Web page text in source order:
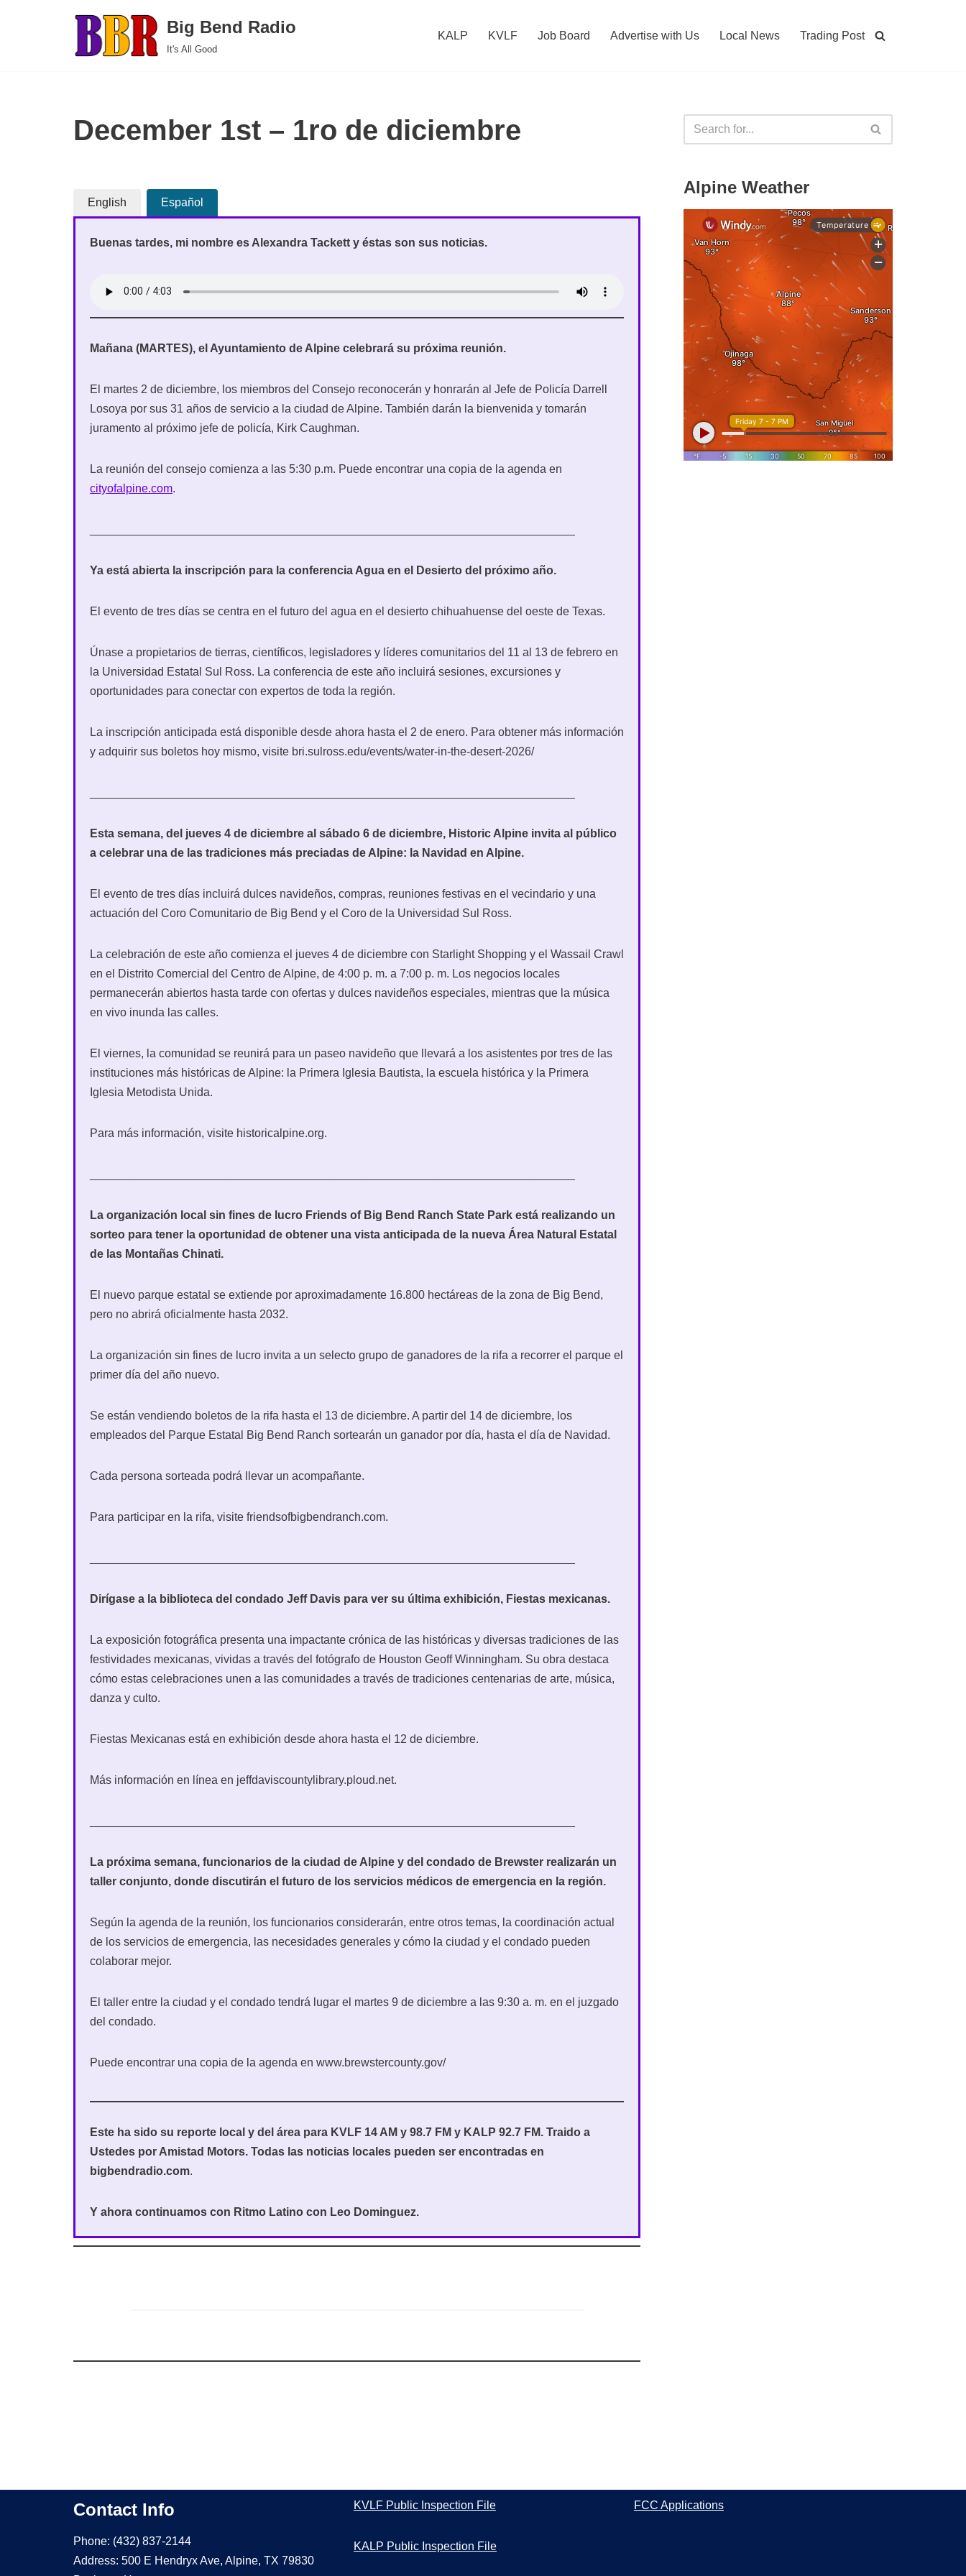
Big Bend Radio
It's All Good
KALP KVLF Job Board Advertise with Us Local News Trading Post
December 1st – 1ro de diciembre
English Español
Buenas tardes, mi nombre es Alexandra Tackett y éstas son sus noticias.
Mañana (MARTES), el Ayuntamiento de Alpine celebrará su próxima reunión.
El martes 2 de diciembre, los miembros del Consejo reconocerán y honrarán al Jefe de Policía Darrell
Losoya por sus 31 años de servicio a la ciudad de Alpine. También darán la bienvenida y tomarán
juramento al próximo jefe de policía, Kirk Caughman.
La reunión del consejo comienza a las 5:30 p.m. Puede encontrar una copia de la agenda en
cityofalpine.com.
Ya está abierta la inscripción para la conferencia Agua en el Desierto del próximo año.
El evento de tres días se centra en el futuro del agua en el desierto chihuahuense del oeste de Texas.
Únase a propietarios de tierras, científicos, legisladores y líderes comunitarios del 11 al 13 de febrero en
la Universidad Estatal Sul Ross. La conferencia de este año incluirá sesiones, excursiones y
oportunidades para conectar con expertos de toda la región.
La inscripción anticipada está disponible desde ahora hasta el 2 de enero. Para obtener más información
y adquirir sus boletos hoy mismo, visite bri.sulross.edu/events/water-in-the-desert-2026/
Esta semana, del jueves 4 de diciembre al sábado 6 de diciembre, Historic Alpine invita al público
a celebrar una de las tradiciones más preciadas de Alpine: la Navidad en Alpine.
El evento de tres días incluirá dulces navideños, compras, reuniones festivas en el vecindario y una
actuación del Coro Comunitario de Big Bend y el Coro de la Universidad Sul Ross.
La celebración de este año comienza el jueves 4 de diciembre con Starlight Shopping y el Wassail Crawl
en el Distrito Comercial del Centro de Alpine, de 4:00 p. m. a 7:00 p. m. Los negocios locales
permanecerán abiertos hasta tarde con ofertas y dulces navideños especiales, mientras que la música
en vivo inunda las calles.
El viernes, la comunidad se reunirá para un paseo navideño que llevará a los asistentes por tres de las
instituciones más históricas de Alpine: la Primera Iglesia Bautista, la escuela histórica y la Primera
Iglesia Metodista Unida.
Para más información, visite historicalpine.org.
La organización local sin fines de lucro Friends of Big Bend Ranch State Park está realizando un
sorteo para tener la oportunidad de obtener una vista anticipada de la nueva Área Natural Estatal
de las Montañas Chinati.
El nuevo parque estatal se extiende por aproximadamente 16.800 hectáreas de la zona de Big Bend,
pero no abrirá oficialmente hasta 2032.
La organización sin fines de lucro invita a un selecto grupo de ganadores de la rifa a recorrer el parque el
primer día del año nuevo.
Se están vendiendo boletos de la rifa hasta el 13 de diciembre. A partir del 14 de diciembre, los
empleados del Parque Estatal Big Bend Ranch sortearán un ganador por día, hasta el día de Navidad.
Cada persona sorteada podrá llevar un acompañante.
Para participar en la rifa, visite friendsofbigbendranch.com.
Dirígase a la biblioteca del condado Jeff Davis para ver su última exhibición, Fiestas mexicanas.
La exposición fotográfica presenta una impactante crónica de las históricas y diversas tradiciones de las
festividades mexicanas, vividas a través del fotógrafo de Houston Geoff Winningham. Su obra destaca
cómo estas celebraciones unen a las comunidades a través de tradiciones centenarias de arte, música,
danza y culto.
Fiestas Mexicanas está en exhibición desde ahora hasta el 12 de diciembre.
Más información en línea en jeffdaviscountylibrary.ploud.net.
La próxima semana, funcionarios de la ciudad de Alpine y del condado de Brewster realizarán un
taller conjunto, donde discutirán el futuro de los servicios médicos de emergencia en la región.
Según la agenda de la reunión, los funcionarios considerarán, entre otros temas, la coordinación actual
de los servicios de emergencia, las necesidades generales y cómo la ciudad y el condado pueden
colaborar mejor.
El taller entre la ciudad y el condado tendrá lugar el martes 9 de diciembre a las 9:30 a. m. en el juzgado
del condado.
Puede encontrar una copia de la agenda en www.brewstercounty.gov/
Este ha sido su reporte local y del área para KVLF 14 AM y 98.7 FM y KALP 92.7 FM. Traido a
Ustedes por Amistad Motors. Todas las noticias locales pueden ser encontradas en
bigbendradio.com.
Y ahora continuamos con Ritmo Latino con Leo Dominguez.
Alpine Weather
Contact Info
Phone: (432) 837-2144
Address: 500 E Hendryx Ave, Alpine, TX 79830
KVLF Public Inspection File
KALP Public Inspection File
FCC Applications